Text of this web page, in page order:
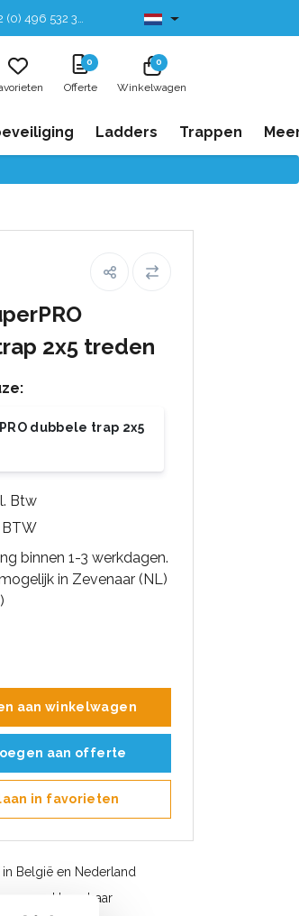
496 532 330 Leverbaar uit voorraad
0
Offerte
0
Winkelwagen
Ladders Trappen
2x5 treden
dubbele trap 2x5
Btw
BTW
binnen 1-3 werkdagen.
in Zevenaar (NL)
aan winkelwagen
aan offerte
in favorieten
België en Nederland
leverbaar